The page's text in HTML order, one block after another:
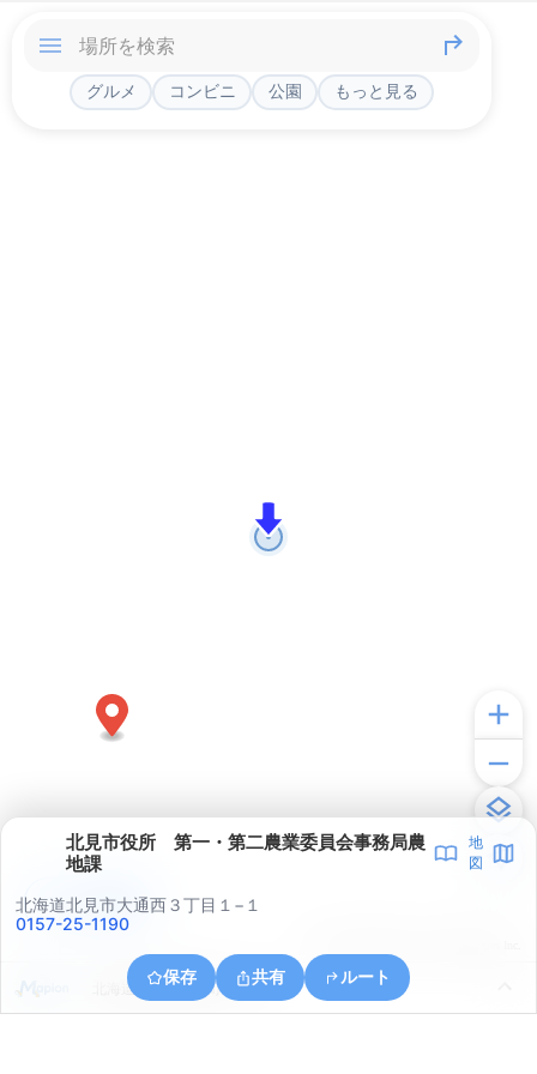
グルメ コンビニ 公園 もっと見る
北見市役所 第一・第二農業委員会事務局農
地課
地
図
北海道北見市大通西３丁目１−１
0157-25-1190
保存 共有 ルート
北海道北見市春光町１丁目
アプリで見る